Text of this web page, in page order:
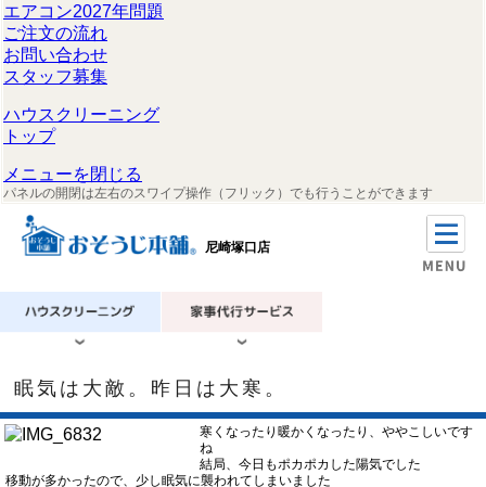
エアコン2027年問題
ご注文の流れ
お問い合わせ
スタッフ募集
ハウスクリーニング
トップ
メニューを閉じる
パネルの開閉は左右のスワイプ操作（フリック）でも行うことができます
尼崎塚口店
眠気は大敵。昨日は大寒。
寒くなったり暖かくなったり、ややこしいです
ね
結局、今日もポカポカした陽気でした
移動が多かったので、少し眠気に襲われてしまいました